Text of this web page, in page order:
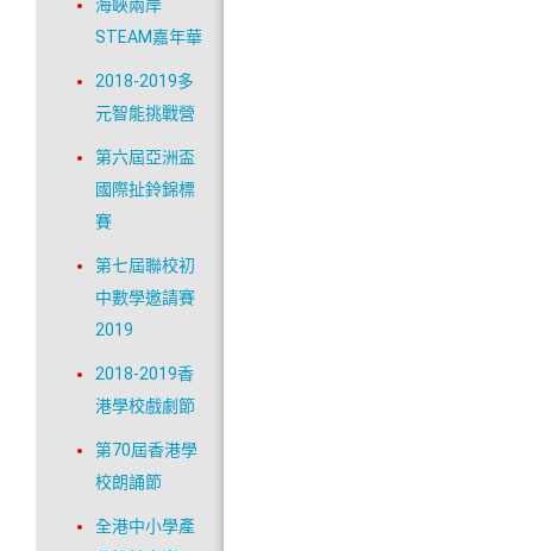
海峽兩岸
STEAM嘉年華
2018-2019多
元智能挑戰營
第六屆亞洲盃
國際扯鈴錦標
賽
第七屆聯校初
中數學邀請賽
2019
2018-2019香
港學校戲劇節
第70屆香港學
校朗誦節
全港中小學產